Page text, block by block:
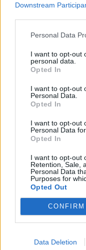
Downstream
Personal Data
I want to opt-out
personal data.
Opted In
I want to opt-out
Personal Data.
Opted In
I want to opt-out
Personal Data
Opted In
I want to opt-out
Retention, Sale,
Personal Data
Purposes for
Opted Out
CONFIRM
Data Deletion